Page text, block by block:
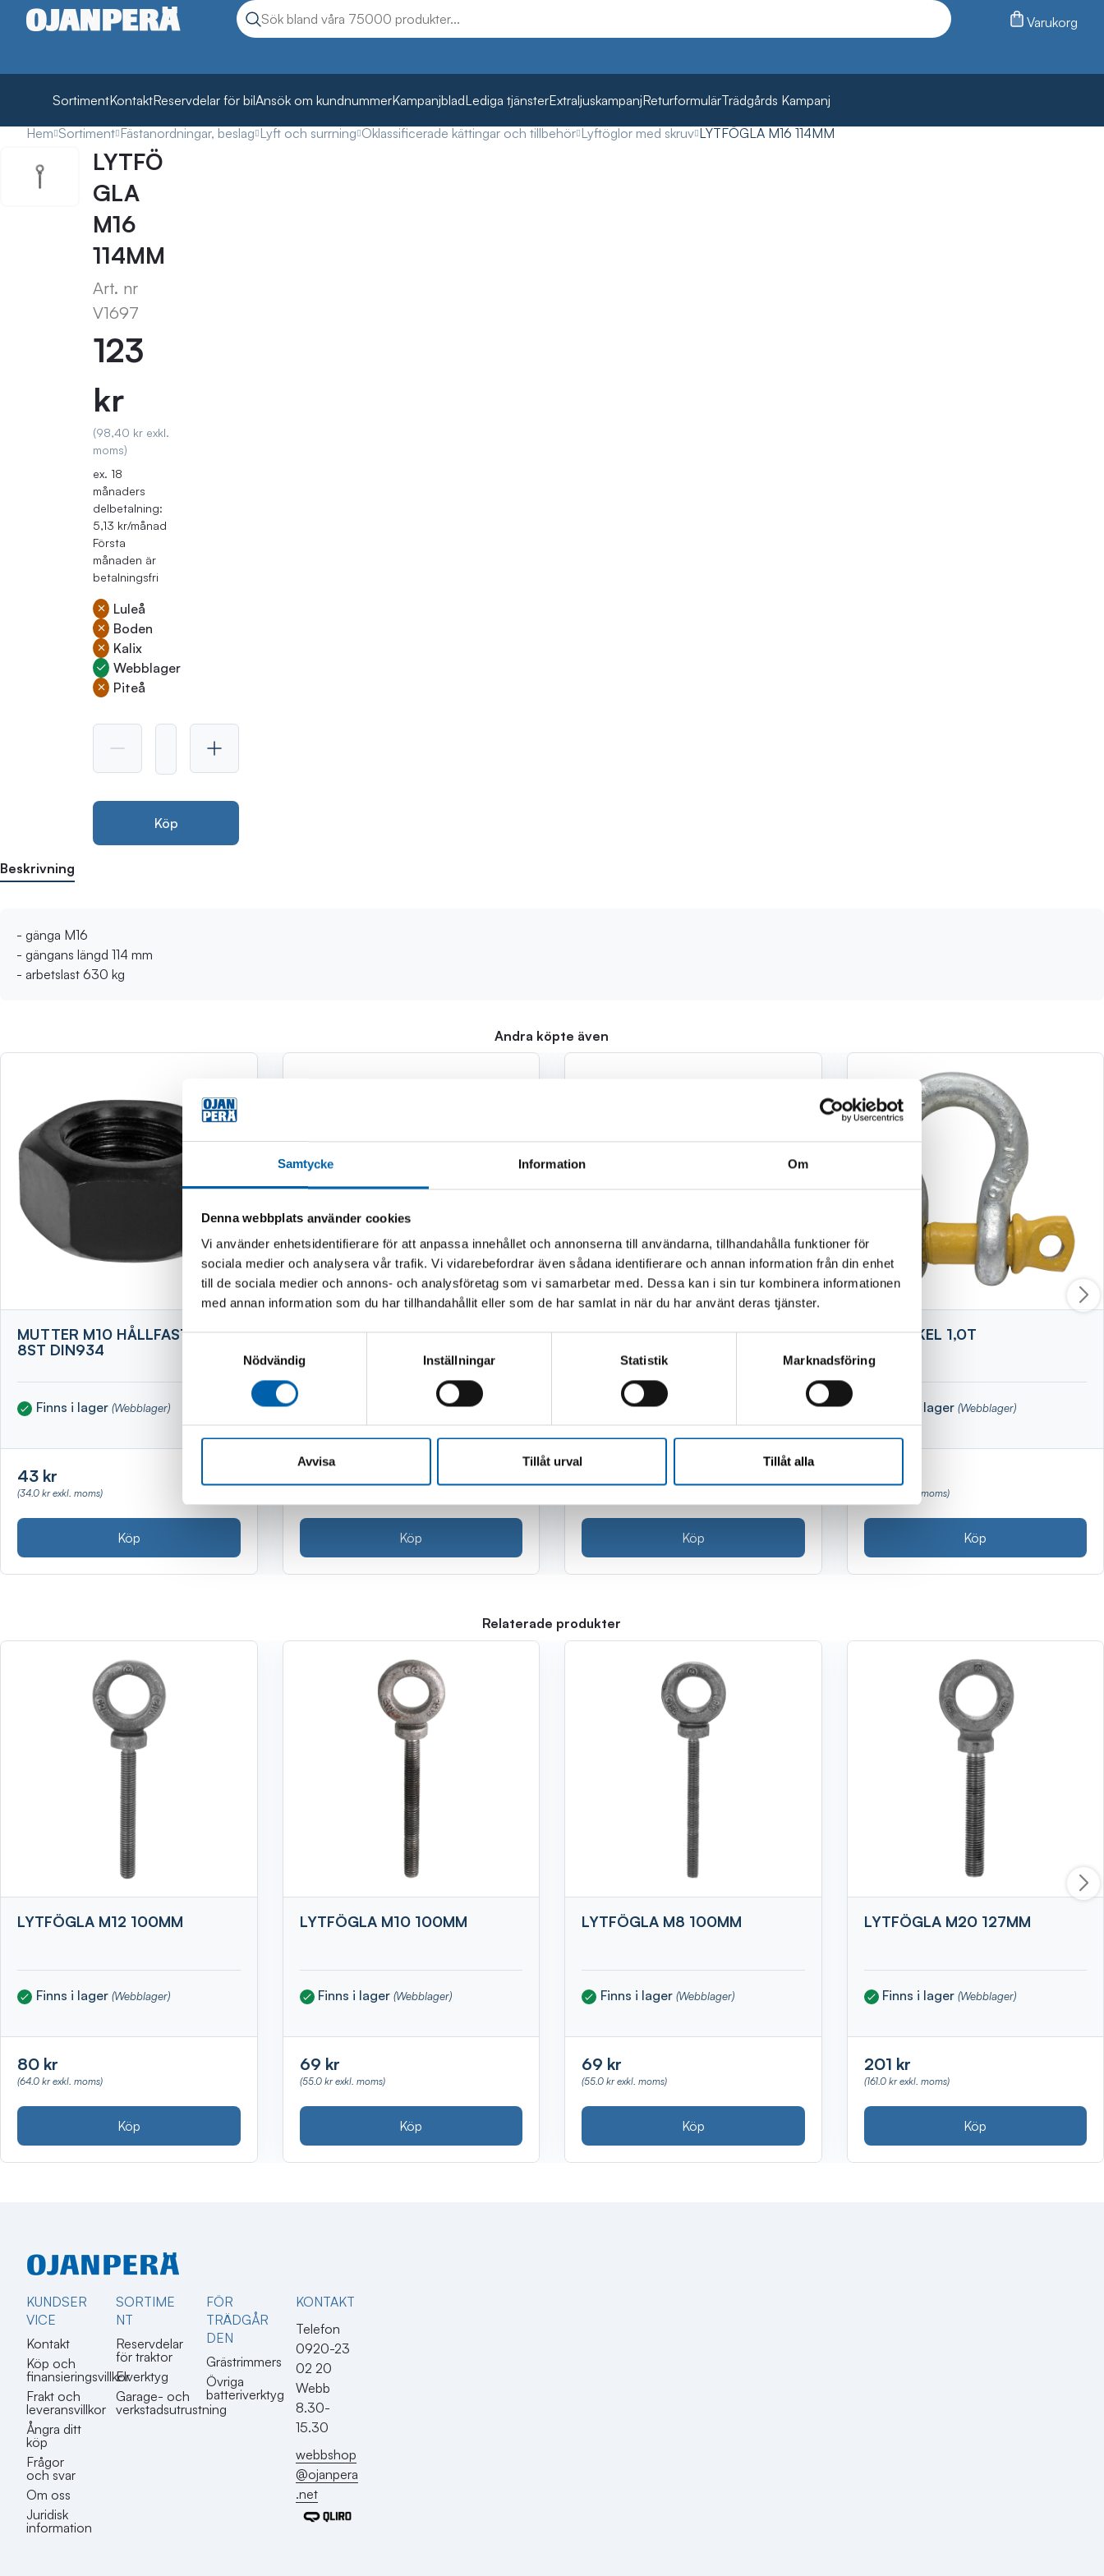
Samtycke Information Om
Denna webbplats använder cookies
Vi använder enhetsidentifierare för att anpassa innehållet och annonserna till användarna, tillhandahålla funktioner för
sociala medier och analysera vår trafik. Vi vidarebefordrar även sådana identifierare och annan information från din enhet
till de sociala medier och annons- och analysföretag som vi samarbetar med. Dessa kan i sin tur kombinera informationen
med annan information som du har tillhandahållit eller som de har samlat in när du har använt deras tjänster.
Nödvändig
Inställningar Statistik Marknadsföring
Avvisa Tillåt urval Tillåt alla
Sök produkter
Sök Varukorg
SortimentKontaktReservdelar för bilAnsök om kundnummerKampanjbladLediga tjänsterExtraljuskampanjReturformulärTrädgårds Kampanj
Hem Sortiment Fästanordningar, beslag Lyft och surrning Oklassificerade kättingar och tillbehör Lyftöglor med skruv LYTFÖGLA M16 114MM
LYTFÖ
GLA
M16
114MM
Art. nr
V1697
123
kr
(98,40 kr exkl.
moms)
ex. 18
månaders
delbetalning:
5,13 kr/månad
Första
månaden är
betalningsfri
Luleå
Boden
Kalix
Webblager
Piteå
Köp
Beskrivning
- gänga M16
- gängans längd 114 mm
- arbetslast 630 kg
Andra köpte även
MUTTER M10 HÅLLFASTHET 12
8ST DIN934
Finns i lager (Webblager)
43 kr
(34.0 kr exkl. moms)
Köp
MUTTER M24 HÅLLFASTHET 12
(Webblager)
Köp
SLAGANKARE M12 15X50MM
Finns i lager
Köp
SCHACKEL 1,0T
Finns i lager(Webblager)
(38.0 kr exkl. moms)
Köp
Relaterade produkter
LYTFÖGLA M12 100MM
Finns i lager (Webblager)
80 kr
(64.0 kr exkl. moms)
Köp
LYTFÖGLA M10 100MM
Finns i lager(Webblager)
69 kr
(55.0 kr exkl. moms)
Köp
LYTFÖGLA M8 100MM
Finns i lager (Webblager)
69 kr
(55.0 kr exkl. moms)
Köp
LYTFÖGLA M20 127MM
Finns i lager(Webblager)
201 kr
(161.0 kr exkl. moms)
Köp
KUNDSER
VICE
Kontakt
Köp och
finansieringsvillkor
Frakt och
leveransvillkor
Ångra ditt
köp
Frågor
och svar
Om oss
Juridisk
information
SORTIME
NT
Reservdelar
för traktor
Elverktyg
Garage- och
verkstadsutrustning
FÖR
TRÄDGÅR
DEN
Grästrimmers
Övriga
batteriverktyg
KONTAKT​
Telefon
0920-23
02 20
Webb
8.30-
15.30
webbshop
@ojanpera
.net